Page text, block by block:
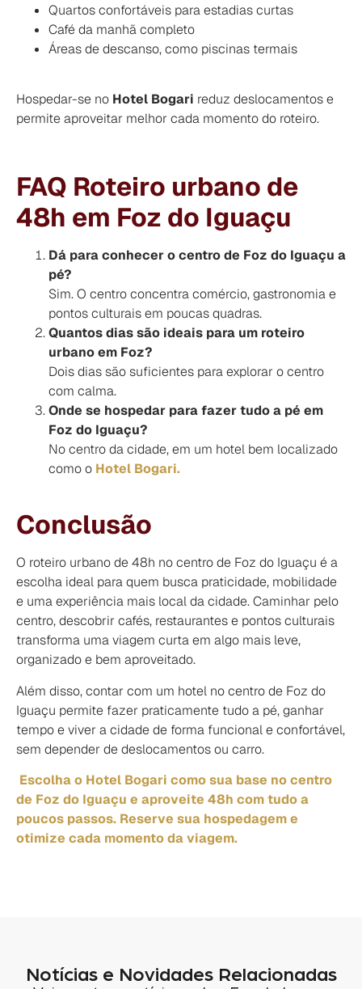
Quartos confortáveis para estadias curtas
Café da manhã completo
Áreas de descanso, como piscinas termais
Hospedar-se no Hotel Bogari reduz deslocamentos e
permite aproveitar melhor cada momento do roteiro.
FAQ Roteiro urbano de
48h em Foz do Iguaçu
Dá para conhecer o centro de Foz do Iguaçu a
pé?
Sim. O centro concentra comércio, gastronomia e
pontos culturais em poucas quadras.
Quantos dias são ideais para um roteiro
urbano em Foz?
Dois dias são suficientes para explorar o centro
com calma.
Onde se hospedar para fazer tudo a pé em
Foz do Iguaçu?
No centro da cidade, em um hotel bem localizado
como o Hotel Bogari.
Conclusão
O roteiro urbano de 48h no centro de Foz do Iguaçu é a
escolha ideal para quem busca praticidade, mobilidade
e uma experiência mais local da cidade. Caminhar pelo
centro, descobrir cafés, restaurantes e pontos culturais
transforma uma viagem curta em algo mais leve,
organizado e bem aproveitado.
Além disso, contar com um hotel no centro de Foz do
Iguaçu permite fazer praticamente tudo a pé, ganhar
tempo e viver a cidade de forma funcional e confortável,
sem depender de deslocamentos ou carro.
Escolha o Hotel Bogari como sua base no centro
de Foz do Iguaçu e aproveite 48h com tudo a
poucos passos. Reserve sua hospedagem e
otimize cada momento da viagem.
Notícias e Novidades Relacionadas